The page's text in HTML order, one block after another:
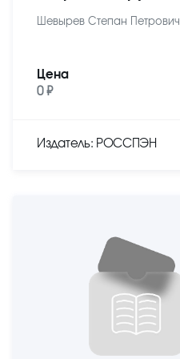
Шевырев Степан Петрович
Цена
0 ₽
Издатель: РОССПЭН